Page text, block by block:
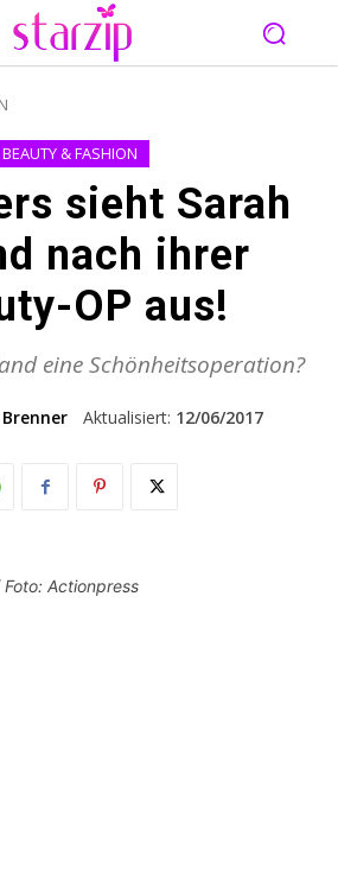
BEAUTY & FASHION
sieht Sarah
nach ihrer
OP aus!
eine Schönheitsoperation?
Aktualisiert: 12/06/2017
Actionpress